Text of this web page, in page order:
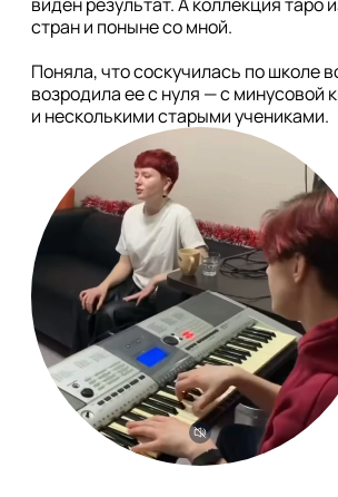
стран и поныне со мной.
Поняла, что соскучилась по школе
возродила ее с нуля — с минусовой
и несколькими старыми учениками.